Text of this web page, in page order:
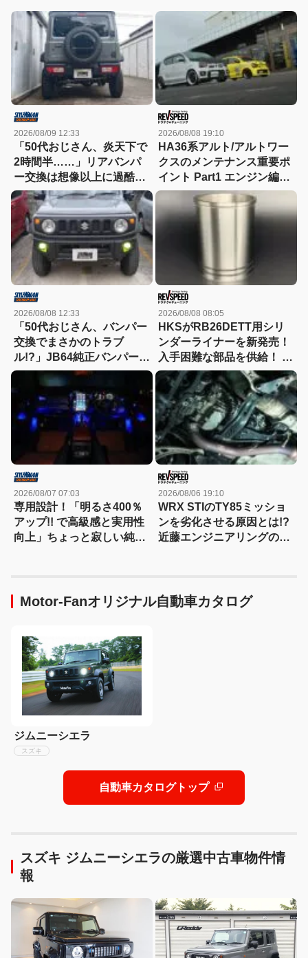
2026/08/09 12:33
「50代おじさん、炎天下で
2時間半……」リアバンパ
ー交換は想像以上に過酷だ
った
2026/08/08 19:10
HA36系アルト/アルトワー
クスのメンテナンス重要ポ
イント Part1 エンジン編
「純正オイルで十分」スズ
キアリーナ橋本
2026/08/08 12:33
「50代おじさん、バンパー
交換でまさかのトラブ
ル!?」JB64純正バンパー流
用に挑戦したら、センサー
エラーも体験（涙）
2026/08/08 08:05
HKSがRB26DETT用シリ
ンダーライナーを新発売！
入手困難な部品を供給！ エ
ンジンのO/Hをサポート
2026/08/07 07:03
専用設計！「明るさ400％
アップ!! で高級感と実用性
向上」ちょっと寂しい純正
2026/08/06 19:10
WRX STIのTY85ミッショ
ンを劣化させる原因とは!?
近藤エンジニアリングの
Motor-Fanオリジナル自動車カタログ
ジムニーシエラ
スズキ
自動車カタログトップ
スズキ ジムニーシエラの厳選中古車物件情
報